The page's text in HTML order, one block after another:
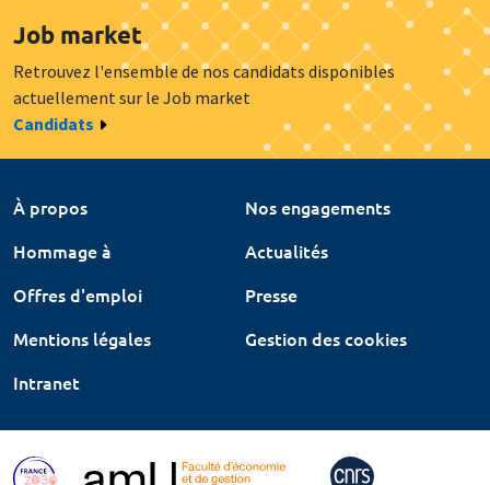
Job market
Retrouvez l'ensemble de nos candidats disponibles
actuellement sur le Job market
Candidats
À propos
Nos engagements
Hommage à
Actualités
Offres d'emploi
Presse
Mentions légales
Gestion des cookies
Intranet